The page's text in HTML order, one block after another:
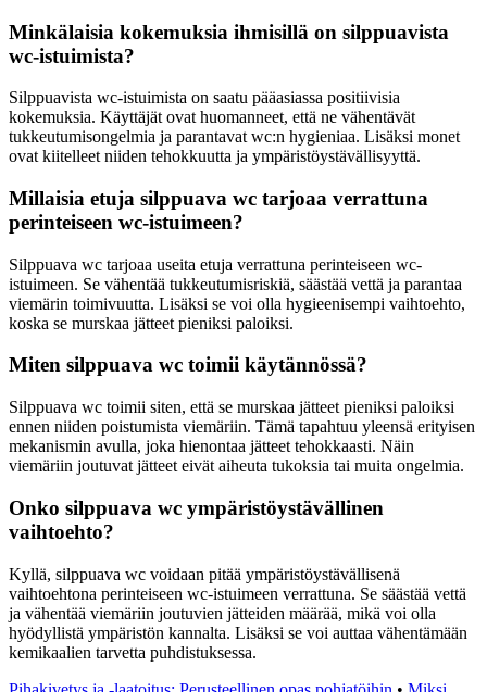
Minkälaisia kokemuksia ihmisillä on silppuavista
wc-istuimista?
Silppuavista wc-istuimista on saatu pääasiassa positiivisia
kokemuksia. Käyttäjät ovat huomanneet, että ne vähentävät
tukkeutumisongelmia ja parantavat wc:n hygieniaa. Lisäksi monet
ovat kiitelleet niiden tehokkuutta ja ympäristöystävällisyyttä.
Millaisia etuja silppuava wc tarjoaa verrattuna
perinteiseen wc-istuimeen?
Silppuava wc tarjoaa useita etuja verrattuna perinteiseen wc-
istuimeen. Se vähentää tukkeutumisriskiä, säästää vettä ja parantaa
viemärin toimivuutta. Lisäksi se voi olla hygieenisempi vaihtoehto,
koska se murskaa jätteet pieniksi paloiksi.
Miten silppuava wc toimii käytännössä?
Silppuava wc toimii siten, että se murskaa jätteet pieniksi paloiksi
ennen niiden poistumista viemäriin. Tämä tapahtuu yleensä erityisen
mekanismin avulla, joka hienontaa jätteet tehokkaasti. Näin
viemäriin joutuvat jätteet eivät aiheuta tukoksia tai muita ongelmia.
Onko silppuava wc ympäristöystävällinen
vaihtoehto?
Kyllä, silppuava wc voidaan pitää ympäristöystävällisenä
vaihtoehtona perinteiseen wc-istuimeen verrattuna. Se säästää vettä
ja vähentää viemäriin joutuvien jätteiden määrää, mikä voi olla
hyödyllistä ympäristön kannalta. Lisäksi se voi auttaa vähentämään
kemikaalien tarvetta puhdistuksessa.